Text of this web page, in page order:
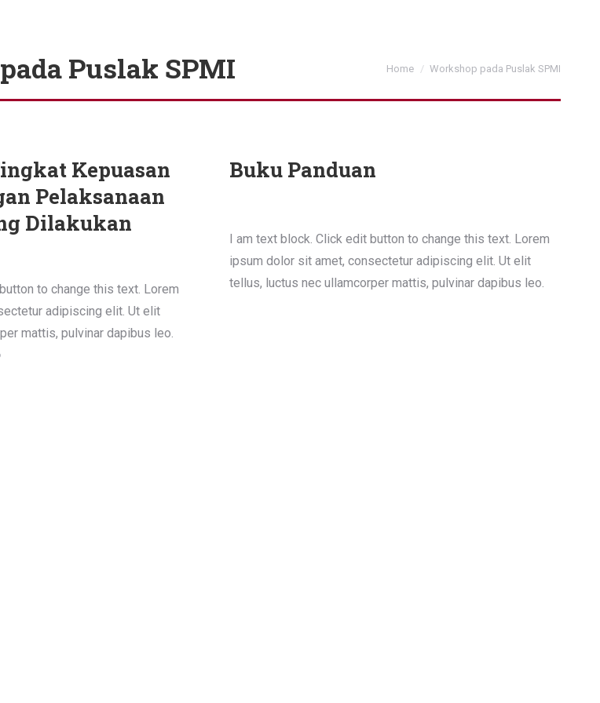
Puslak SPMI You are here:
Home Workshop pada Puslak SPMI
Kepuasan
Pelaksanaan
Dilakukan
to change this text. Lorem
adipiscing elit. Ut elit
mattis, pulvinar dapibus leo.
Buku Panduan
I am text block. Click edit button to change this text. Lorem
ipsum dolor sit amet, consectetur adipiscing elit. Ut elit
tellus, luctus nec ullamcorper mattis, pulvinar dapibus leo.